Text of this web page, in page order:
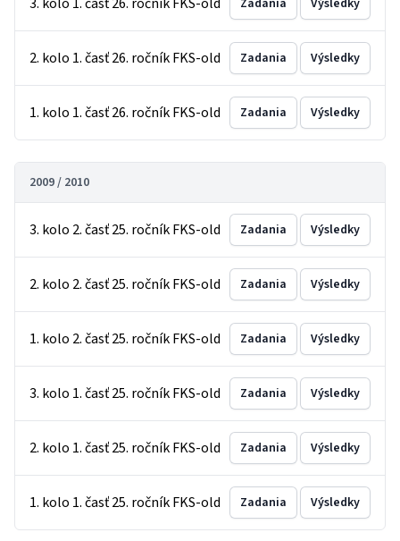
Zadania Výsledky
2. kolo 1. časť 26. ročník FKS-old Zadania Výsledky
1. kolo 1. časť 26. ročník FKS-old Zadania Výsledky
2009 / 2010
3. kolo 2. časť 25. ročník FKS-old Zadania Výsledky
2. kolo 2. časť 25. ročník FKS-old Zadania Výsledky
1. kolo 2. časť 25. ročník FKS-old Zadania Výsledky
3. kolo 1. časť 25. ročník FKS-old Zadania Výsledky
2. kolo 1. časť 25. ročník FKS-old Zadania Výsledky
1. kolo 1. časť 25. ročník FKS-old Zadania Výsledky